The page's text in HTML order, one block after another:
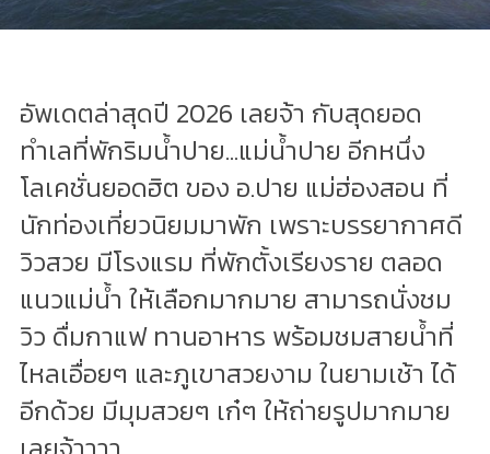
อัพเดตล่าสุดปี 2026 เลยจ้า กับสุดยอด
ทำเลที่พักริมน้ำปาย...แม่น้ำปาย อีกหนึ่ง
โลเคชั่นยอดฮิต ของ อ.ปาย แม่ฮ่องสอน ที่
นักท่องเที่ยวนิยมมาพัก เพราะบรรยากาศดี
วิวสวย มีโรงแรม ที่พักตั้งเรียงราย ตลอด
แนวแม่น้ำ ให้เลือกมากมาย สามารถนั่งชม
วิว ดื่มกาแฟ ทานอาหาร พร้อมชมสายน้ำที่
ไหลเอื่อยๆ และภูเขาสวยงาม ในยามเช้า ได้
อีกด้วย มีมุมสวยๆ เก๋ๆ ให้ถ่ายรูปมากมาย